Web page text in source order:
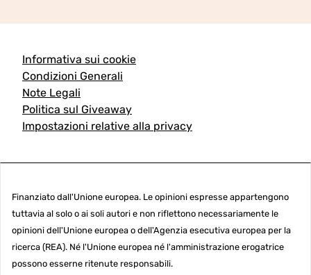
Informativa sui cookie
Condizioni Generali
Note Legali
Politica sul Giveaway
Impostazioni relative alla privacy
Finanziato dall'Unione europea. Le opinioni espresse appartengono
tuttavia al solo o ai soli autori e non riflettono necessariamente le
opinioni dell'Unione europea o dell'Agenzia esecutiva europea per la
ricerca (REA). Né l'Unione europea né l'amministrazione erogatrice
possono esserne ritenute responsabili.